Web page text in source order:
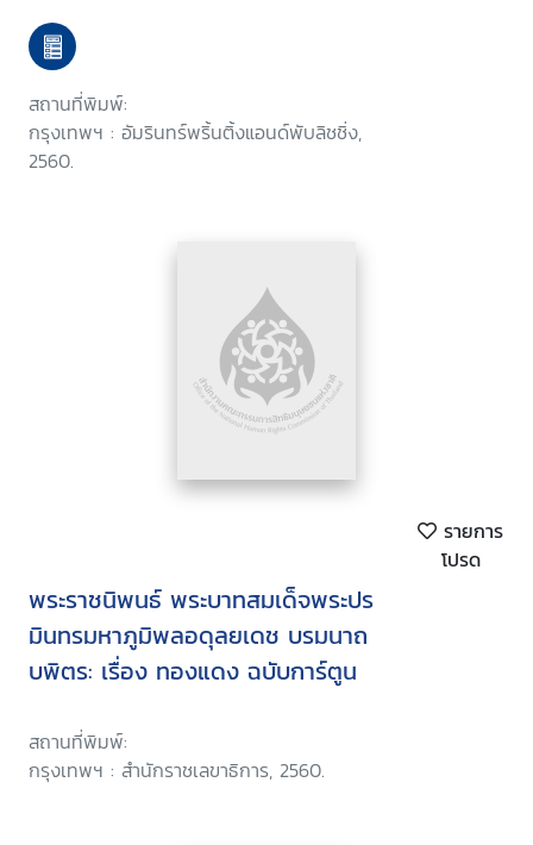
สถานที่พิมพ์:
กรุงเทพฯ : อัมรินทร์พริ้นติ้งแอนด์พับลิชชิ่ง,
2560.
รายการ
โปรด
พระราชนิพนธ์ พระบาทสมเด็จพระปร
มินทรมหาภูมิพลอดุลยเดช บรมนาถ
บพิตร: เรื่อง ทองแดง ฉบับการ์ตูน
สถานที่พิมพ์:
กรุงเทพฯ : สำนักราชเลขาธิการ, 2560.